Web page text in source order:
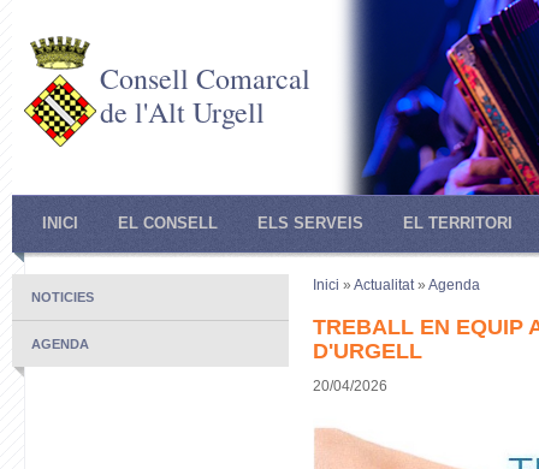
Consell Comarcal
de l'Alt Urgell
INICI EL CONSELL ELS SERVEIS EL TERRITORI
NOTICIES
AGENDA
Inici » Actualitat» Agenda
TREBALL EN EQUIP
D'URGELL
20/04/2026